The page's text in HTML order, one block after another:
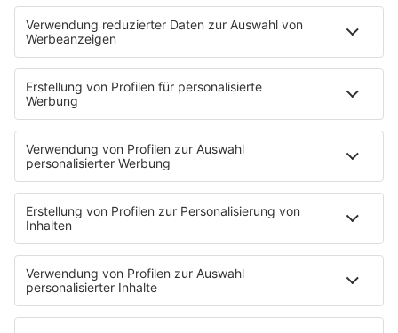
Deutschpop
Deutsche Liebeslieder
PODCASTS
Mit den Waffeln einer Frau
Frühstück bei Barbara
Brave & One
NotAufnahme
"Bewerbung und Karriere"
Aber bitte mit Schlager
Erdbeerkäse
Fitness mit M.A.R.K
Glück in Worten
Todesursache
Niemand muss ein Promi sein